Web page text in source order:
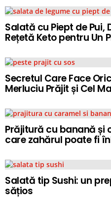
Salată cu Piept de Pui,
Rețetă Keto pentru Un
Secretul Care Face
Merluciu Prăjit și Cel
Prăjitură cu banană și
care zahărul poate fi
Salată tip Sushi: un
sățios